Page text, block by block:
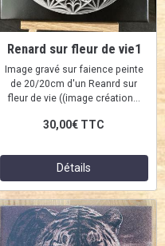
Renard sur fleur de vie1
Image gravé sur faience peinte
de 20/20cm d'un Reanrd sur
fleur de vie ((image création...
30,00€ TTC
Détails